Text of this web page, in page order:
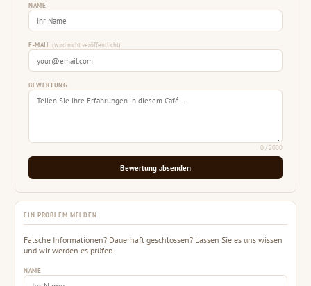
NAME
E-MAIL(wird nicht veröffentlicht)
BEWERTUNG
0/ 2000
Bewertung absenden
EIN PROBLEM MELDEN
Falsche Informationen? Dauerhaft geschlossen? Lassen Sie es uns wissen
und wir werden es prüfen.
NAME